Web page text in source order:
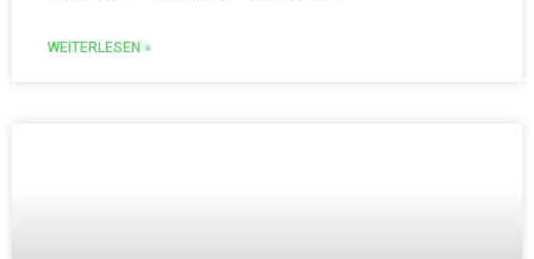
WEITERLESEN »